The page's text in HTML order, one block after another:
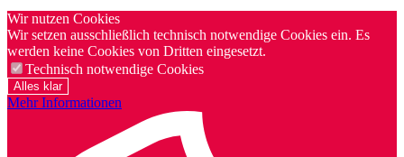
Wir nutzen Cookies
Wir setzen ausschließlich technisch notwendige Cookies ein. Es
werden keine Cookies von Dritten eingesetzt.
Technisch notwendige Cookies
Alles klar
Mehr Informationen